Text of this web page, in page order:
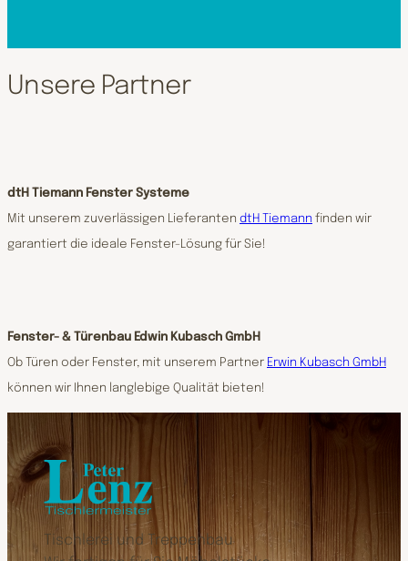
Unsere Partner
dtH Tiemann Fenster Systeme
Mit unserem zuverlässigen Lieferanten dtH Tiemann finden wir
garantiert die ideale Fenster-Lösung für Sie!
Fenster- & Türenbau Edwin Kubasch GmbH
Ob Türen oder Fenster, mit unserem Partner Erwin Kubasch GmbH
können wir Ihnen langlebige Qualität bieten!
Tischlerei und Treppenbau